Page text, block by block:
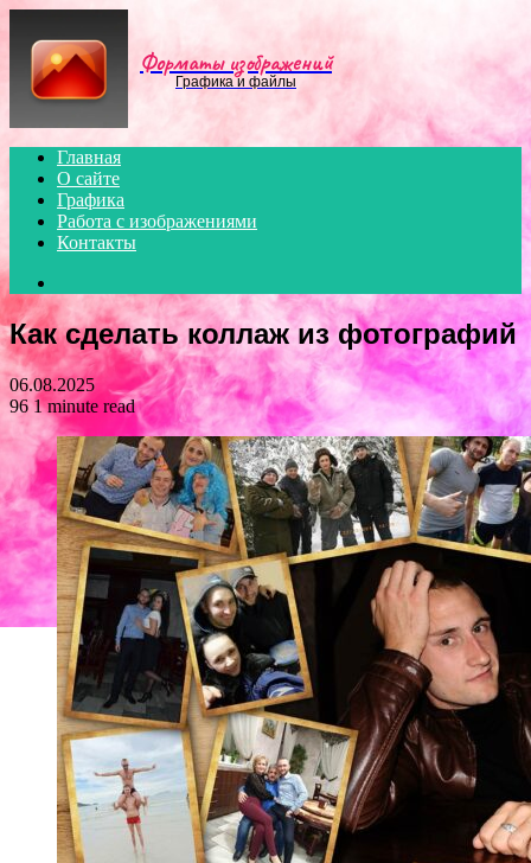
Форматы изображений
Графика и файлы
Главная
О сайте
Графика
Работа с изображениями
Контакты
for
Как сделать коллаж из фотографий
06.08.2025
96 1 minute read